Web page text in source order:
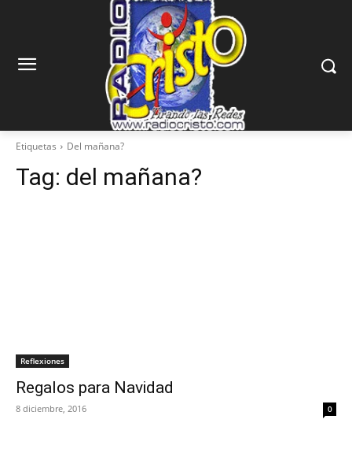
Etiquetas Del mañana?
Tag: del mañana?
Reflexiones
Regalos para Navidad
8 diciembre, 2016 0